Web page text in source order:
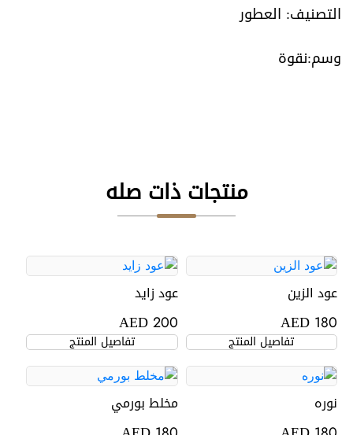
التصنيف: العطور
نقوة
منتجات ذات صله
عود الزين
AED 180
تفاصيل المنتج
عود زايد
AED 200
تفاصيل المنتج
نوره مخلط بورمي